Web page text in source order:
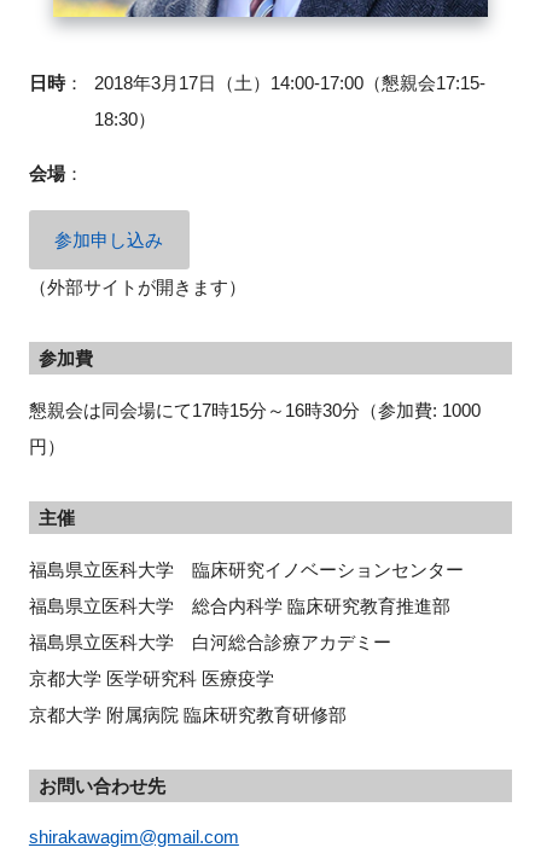
日時：
2018年3月17日（土）14:00-17:00（懇親会17:15-
18:30）
会場：
参加申し込み
（外部サイトが開きます）
参加費
懇親会は同会場にて17時15分～16時30分（参加費: 1000
円）
主催
福島県立医科大学 臨床研究イノベーションセンター
福島県立医科大学 総合内科学 臨床研究教育推進部
福島県立医科大学 白河総合診療アカデミー
京都大学 医学研究科 医療疫学
京都大学 附属病院 臨床研究教育研修部
お問い合わせ先
shirakawagim@gmail.com